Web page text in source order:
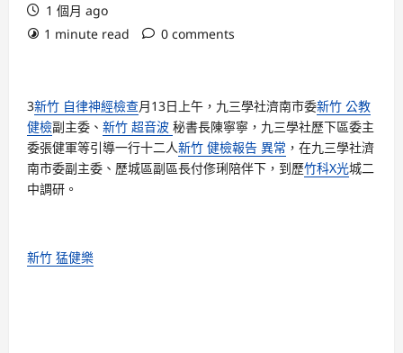
1 個月 ago
1 minute read
0 comments
3新竹 自律神經檢查月13日上午，九三學社濟南市委新竹 公教
健檢副主委、 新竹 超音波 秘書長陳寧寧，九三學社歷下區委主
委張健軍等引導一行十二人新竹 健檢報告 異常 ，在九三學社濟
南市委副主委、歷城區副區長付俢琍陪伴下，到歷竹科X光城二
中調研。
新竹 猛健樂